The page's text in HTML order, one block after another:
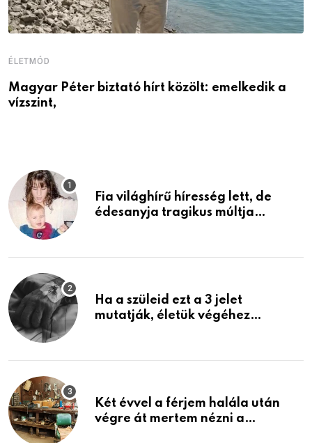
ÉLETMÓD
Magyar Péter biztató hírt közölt: emelkedik a
vízszint,
Fia világhírű híresség lett, de
édesanyja tragikus múltja
Ha a szüleid ezt a 3 jelet
mutatják, életük végéhez
Két évvel a férjem halála után
végre át mertem nézni a